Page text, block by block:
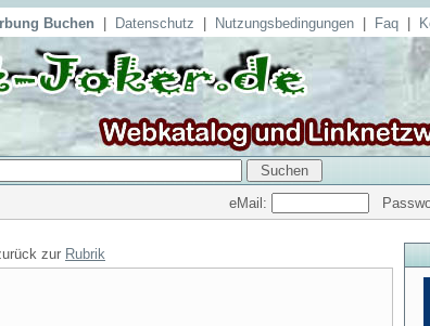
Buchen Datenschutz Nutzungsbedingungen Faq
eMail:
zur Rubrik